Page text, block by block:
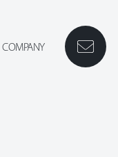
ご相談予約